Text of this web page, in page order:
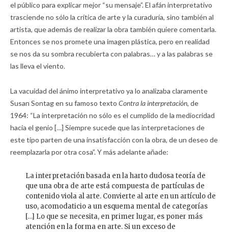
el público para explicar mejor “su mensaje”. El afán interpretativo
trasciende no sólo la crítica de arte y la curaduría, sino también al
artista, que además de realizar la obra también quiere comentarla.
Entonces se nos promete una imagen plástica, pero en realidad
se nos da su sombra recubierta con palabras… y a las palabras se
las lleva el viento.
La vacuidad del ánimo interpretativo ya lo analizaba claramente
Susan Sontag en su famoso texto Contra la interpretación, de
1964: “La interpretación no sólo es el cumplido de la mediocridad
hacia el genio […] Siempre sucede que las interpretaciones de
este tipo parten de una insatisfacción con la obra, de un deseo de
reemplazarla por otra cosa”. Y más adelante añade:
La interpretación basada en la harto dudosa teoría de
que una obra de arte está compuesta de partículas de
contenido viola al arte. Convierte al arte en un artículo de
uso, acomodaticio a un esquema mental de categorías
[…] Lo que se necesita, en primer lugar, es poner más
atención en la forma en arte. Si un exceso de